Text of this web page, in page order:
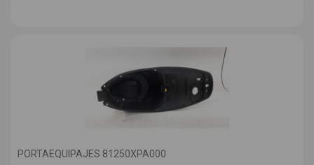
PORTAEQUIPAJES 81250XPA000